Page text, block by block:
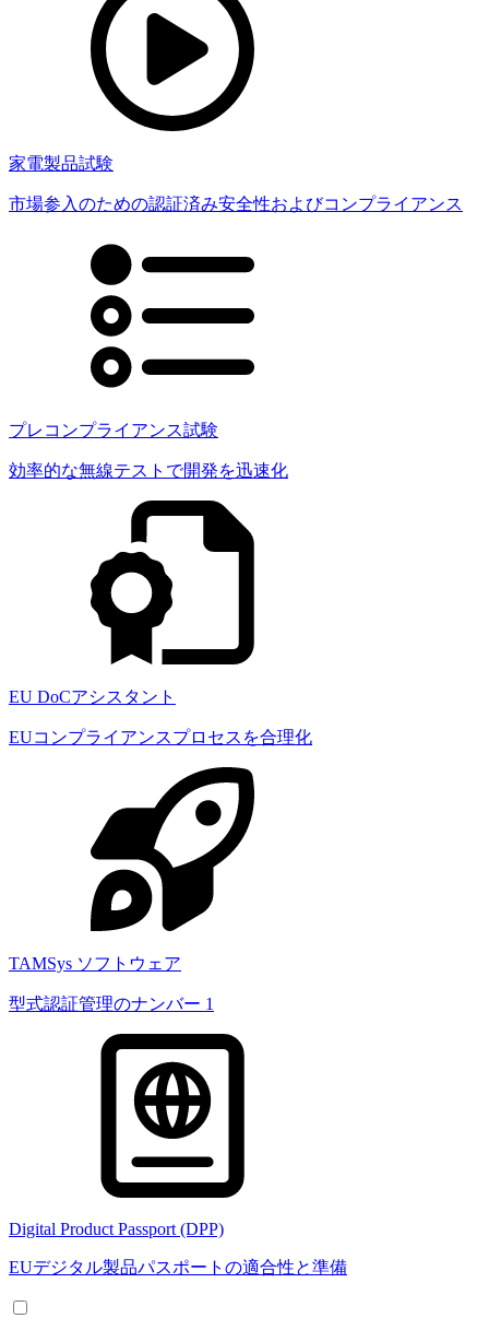
家電製品試験
市場参入のための認証済み安全性およびコンプライアンス
プレコンプライアンス試験
効率的な無線テストで開発を迅速化
EU DoCアシスタント
EUコンプライアンスプロセスを合理化
TAMSys ソフトウェア
型式認証管理のナンバー 1
Digital Product Passport (DPP)
EUデジタル製品パスポートの適合性と準備